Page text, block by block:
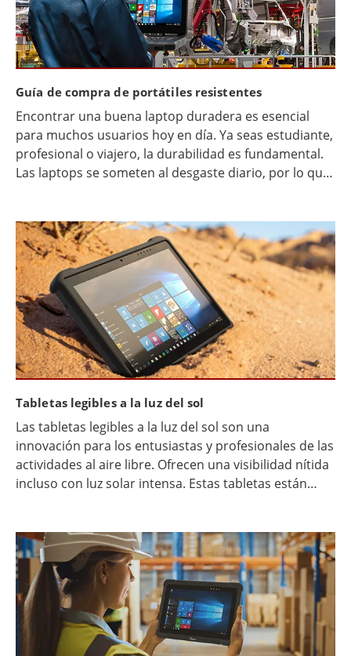
Guía de compra de portátiles resistentes
Encontrar una buena laptop duradera es esencial
para muchos usuarios hoy en día. Ya seas estudiante,
profesional o viajero, la durabilidad es fundamental.
Las laptops se someten al desgaste diario, por lo que
percances. Las laptops duraderas no solo se
caracterizan por su robustez, sino que también
ofrecen un rendimiento duradero. Suelen estar
fabricadas con materiales robustos y componentes
eficientes.
Tabletas legibles a la luz del sol
Las tabletas legibles a la luz del sol son una
innovación para los entusiastas y profesionales de las
actividades al aire libre. Ofrecen una visibilidad nítida
incluso con luz solar intensa. Estas tabletas están
antirreflejo las hacen ideales para uso en exteriores.
Pilotos, jefes de obra e investigadores de campo se
benefician enormemente de estos dispositivos, ya
que los utilizan para la navegación, la planificación y la
recopilación de datos.